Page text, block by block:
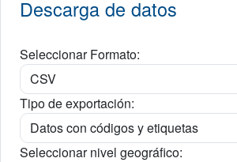
Descarga de datos
Seleccionar Formato:
Tipo de exportación:
Seleccionar nivel geográfico: